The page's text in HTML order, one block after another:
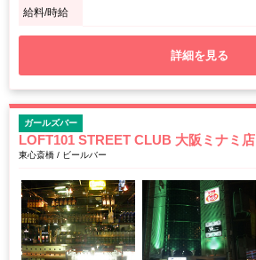
給料/時給
詳細を見る
ガールズバー
LOFT101 STREET CLUB 大阪ミナミ店
東心斎橋 / ビールバー